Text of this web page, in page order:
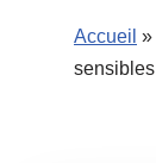
Accueil »
sensibles